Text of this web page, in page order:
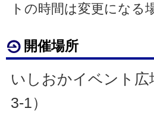
トの時間は変更になる
開催場所
いしおかイベント広
3-1）